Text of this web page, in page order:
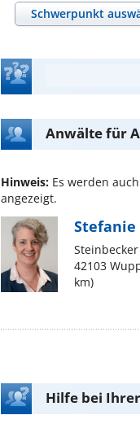
Schwerpunkt
Anwälte für
Hinweis: Es werden
angezeigt.
Stefanie
42103
km)
Hilfe bei